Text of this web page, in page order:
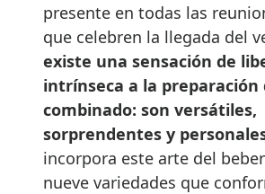
presente en todas las
que celebren la llegada del
existe una sensación de
intrínseca a la preparación
combinado: son versátiles,
sorprendentes y
incorpora este arte del
nueve variedades que